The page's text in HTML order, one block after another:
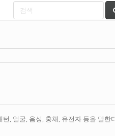
, 얼굴, 음성, 홍채, 유전자 등을 말한